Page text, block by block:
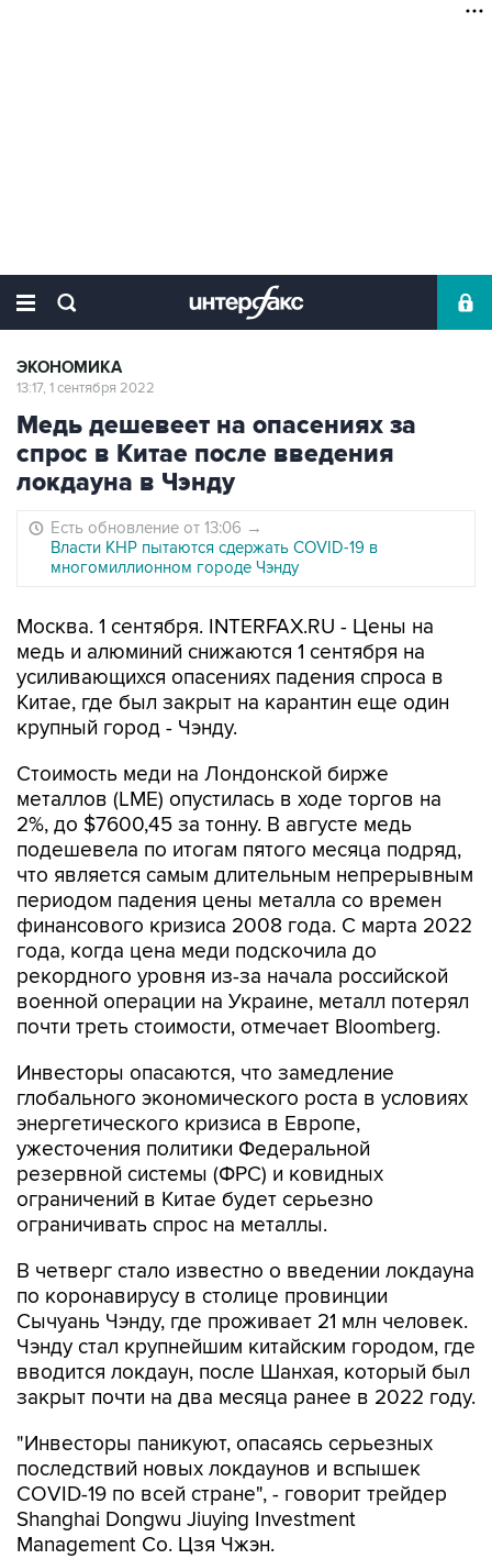
ЭКОНОМИКА
13:17, 1 сентября 2022
Медь дешевеет на опасениях за
спрос в Китае после введения
локдауна в Чэнду
Есть обновление от 13:06 →
Власти КНР пытаются сдержать COVID-19 в
многомиллионном городе Чэнду
Москва. 1 сентября. INTERFAX.RU - Цены на
медь и алюминий снижаются 1 сентября на
усиливающихся опасениях падения спроса в
Китае, где был закрыт на карантин еще один
крупный город - Чэнду.
Стоимость меди на Лондонской бирже
металлов (LME) опустилась в ходе торгов на
2%, до $7600,45 за тонну. В августе медь
подешевела по итогам пятого месяца подряд,
что является самым длительным непрерывным
периодом падения цены металла со времен
финансового кризиса 2008 года. С марта 2022
года, когда цена меди подскочила до
рекордного уровня из-за начала российской
военной операции на Украине, металл потерял
почти треть стоимости, отмечает Bloomberg.
Инвесторы опасаются, что замедление
глобального экономического роста в условиях
энергетического кризиса в Европе,
ужесточения политики Федеральной
резервной системы (ФРС) и ковидных
ограничений в Китае будет серьезно
ограничивать спрос на металлы.
В четверг стало известно о введении локдауна
по коронавирусу в столице провинции
Сычуань Чэнду, где проживает 21 млн человек.
Чэнду стал крупнейшим китайским городом, где
вводится локдаун, после Шанхая, который был
закрыт почти на два месяца ранее в 2022 году.
"Инвесторы паникуют, опасаясь серьезных
последствий новых локдаунов и вспышек
COVID-19 по всей стране", - говорит трейдер
Shanghai Dongwu Jiuying Investment
Management Co. Цзя Чжэн.